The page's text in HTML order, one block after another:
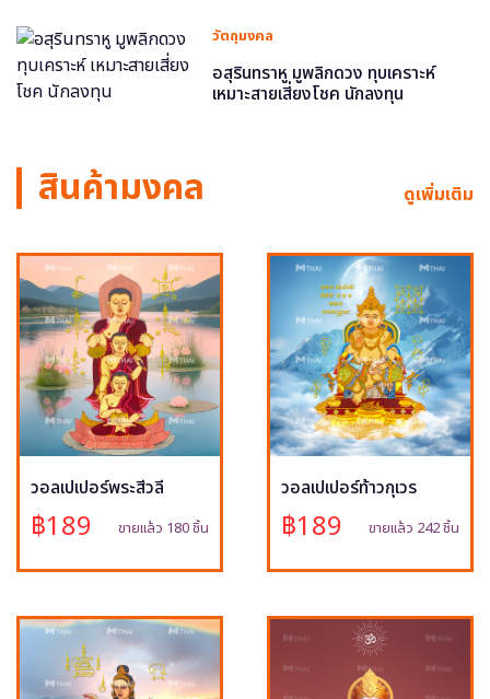
วัตถุมงคล
อสุรินทราหู มูพลิกดวง ทุบเคราะห์
เหมาะสายเสี่ยงโชค นักลงทุน
สินค้ามงคล ดูเพิ่มเติม
วอลเปเปอร์พระสีวลี
฿189 ขายแล้ว 180 ชิ้น
วอลเปเปอร์ท้าวกุเวร
฿189 ขายแล้ว 242 ชิ้น